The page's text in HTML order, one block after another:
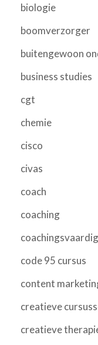
biologie
boomverzorger
buitengewoon
business studies
cgt
chemie
cisco
civas
coach
coaching
code 95 cursus
content
creatieve
creatieve